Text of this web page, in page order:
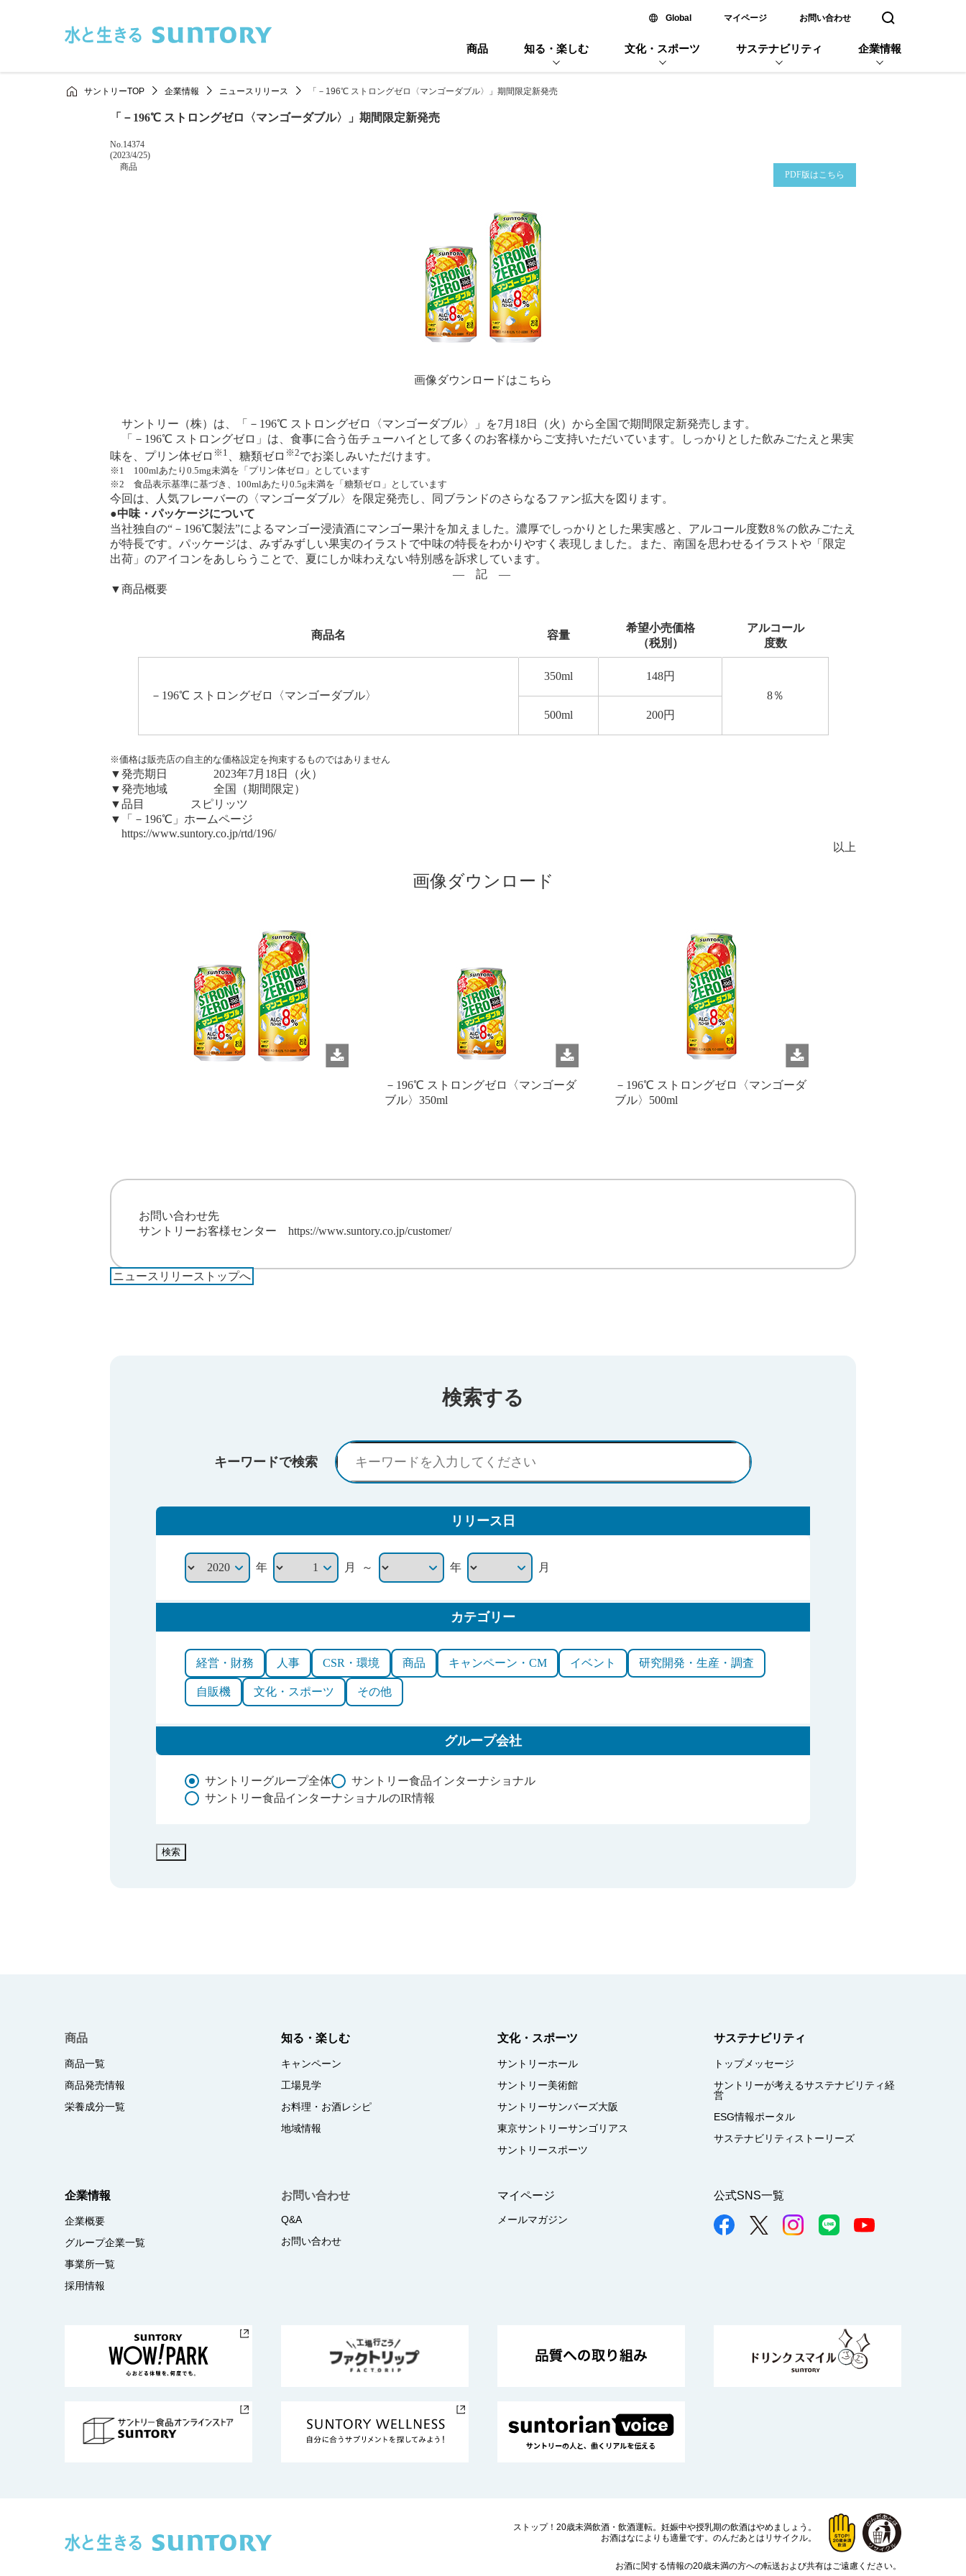
Global新しいウィンドウで開く
マイページ お問い合わせ 検索窓を開く
商品 知る・楽しむ 文化・スポーツ サステナビリティ 企業情報
サントリーTOP 企業情報 ニュースリリース 「－196℃ ストロングゼロ〈マンゴーダブル〉」期間限定新発売
「－196℃ ストロングゼロ〈マンゴーダブル〉」期間限定新発売
掲載番号
No.14374
掲載日
(2023/4/25)
カテゴリー
商品
PDF版はこちら
画像ダウンロードはこちら
サントリー（株）は、「－196℃ ストロングゼロ〈マンゴーダブル〉」を7月18日（火）から全国で期間限定新発売します。
「－196℃ ストロングゼロ」は、食事に合う缶チューハイとして多くのお客様からご支持いただいています。しっかりとした飲みごたえと果実
味を、プリン体ゼロ ※1 、糖類ゼロ ※2でお楽しみいただけます。
※1 100mlあたり0.5mg未満を「プリン体ゼロ」としています
※2 食品表示基準に基づき、100mlあたり0.5g未満を「糖類ゼロ」としています
今回は、人気フレーバーの〈マンゴーダブル〉を限定発売し、同ブランドのさらなるファン拡大を図ります。
●中味・パッケージについて
当社独自の“－196℃製法”によるマンゴー浸漬酒にマンゴー果汁を加えました。濃厚でしっかりとした果実感と、アルコール度数8％の飲みごたえ
が特長です。パッケージは、みずみずしい果実のイラストで中味の特長をわかりやすく表現しました。また、南国を思わせるイラストや「限定
出荷」のアイコンをあしらうことで、夏にしか味わえない特別感を訴求しています。
― 記 ―
▼商品概要
商品名 容量
希望小売価格
（税別）
アルコール
度数
－ 196℃ ストロングゼロ〈マンゴーダブル〉
350ml 148円
8％
500ml
200円
※価格は販売店の自主的な価格設定を拘束するものではありません
▼発売期日 2023年7月18日（火）
▼発売地域 全国（期間限定）
▼品目 スピリッツ
▼「－196℃」ホームページ
https://www.suntory.co.jp/rtd/196/
以上
画像ダウンロード
－196℃ ストロングゼロ〈マンゴーダ
ブル〉350ml
－196℃ ストロングゼロ〈マンゴーダ
ブル〉500ml
お問い合わせ先
サントリーお客様センター https://www.suntory.co.jp/customer/
ニュースリリーストップへ
検索する
キーワードで検索
リリース日
年 月 ～ 年 月
カテゴリー
経営・財務 人事 CSR・環境 商品 キャンペーン・CM イベント 研究開発・生産・調査
自販機 文化・スポーツ その他
グループ会社
サントリーグループ全体
サントリー食品インターナショナル
サントリー食品インターナショナルのIR情報
検索
商品
商品一覧
商品発売情報
栄養成分一覧
知る・楽しむ
キャンペーン
工場見学
お料理・お酒レシピ
地域情報
文化・スポーツ
サントリーホール
サントリー美術館
サントリーサンバーズ大阪
東京サントリーサンゴリアス
サントリースポーツ
サステナビリティ
トップメッセージ
サントリーが考えるサステナビリティ経
営
ESG情報ポータル
サステナビリティストーリーズ
企業情報
企業概要
グループ企業一覧
事業所一覧
採用情報
お問い合わせ
Q&A
お問い合わせ
マイページ
メールマガジン
公式SNS一覧
ストップ！20歳未満飲酒・飲酒運転。 妊娠中や授乳期の飲酒はやめましょう。
お酒はなによりも適量です。 のんだあとはリサイクル。
お酒に関する情報の20歳未満の方への転送および共有はご遠慮ください。